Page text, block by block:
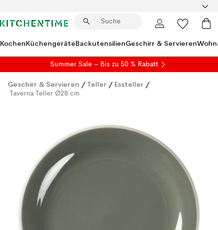
KochenKüchengeräteBackutensilienGeschirr & Servieren
Summer Sale – Bis zu 50 % Rabatt
Geschirr & Servieren / Teller / Essteller /
Taverna Teller Ø28 cm